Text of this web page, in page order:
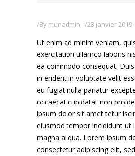
By munadmin 23 janvier 2019
Ut enim ad minim veniam,
exercitation ullamco laboris
ea commodo consequat.
in enderit in voluptate velit
eu fugiat nulla pariatur
occaecat cupidatat non
ipsum dolor sit amet tetur
eiusmod tempor incididunt ut
magna aliqua. Lorem ipsum
consectetur adipiscing elit,